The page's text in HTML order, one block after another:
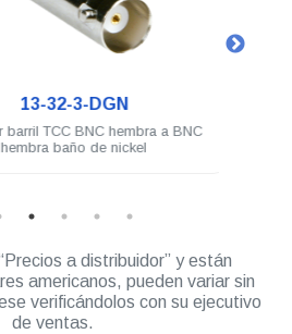
13-32-3-DGN
TCC BNC hembra a BNC
baño de nickel
a distribuidor” y están
americanos, pueden variar sin
verificándolos con su ejecutivo
de ventas.